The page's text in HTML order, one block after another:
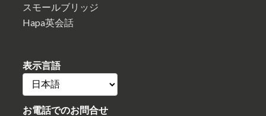
スモールブリッジ
Hapa英会話
表示言語
お電話でのお問合せ